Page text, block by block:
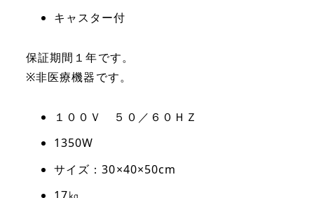
キャスター付
保証期間１年です。
※非医療機器です。
１００Ｖ ５０／６０ＨＺ
1350W
サイズ：30×40×50cm